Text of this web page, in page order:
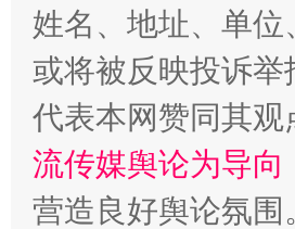
这是一记警钟！
姓名、地址、单
或将被反映投诉
代表本网赞同其
流传媒舆论为导向
营造良好舆论氛